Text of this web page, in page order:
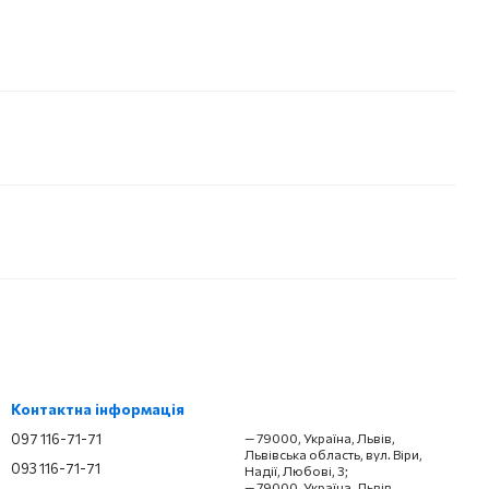
Контактна інформація
097 116-71-71
093 116-71-71
— 79000, Україна, Львів,
Львівська область, вул. Віри,
Надії, Любові, 3;